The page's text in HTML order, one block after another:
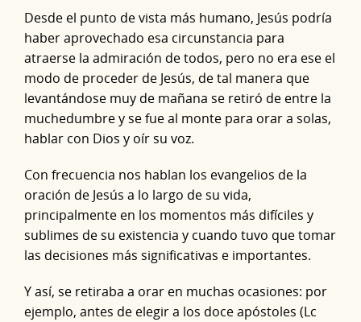
Desde el punto de vista más humano, Jesús podría
haber aprovechado esa circunstancia para
atraerse la admiración de todos, pero no era ese el
modo de proceder de Jesús, de tal manera que
levantándose muy de mañana se retiró de entre la
muchedumbre y se fue al monte para orar a solas,
hablar con Dios y oír su voz.
Con frecuencia nos hablan los evangelios de la
oración de Jesús a lo largo de su vida,
principalmente en los momentos más difíciles y
sublimes de su existencia y cuando tuvo que tomar
las decisiones más significativas e importantes.
Y así, se retiraba a orar en muchas ocasiones: por
ejemplo, antes de elegir a los doce apóstoles (Lc